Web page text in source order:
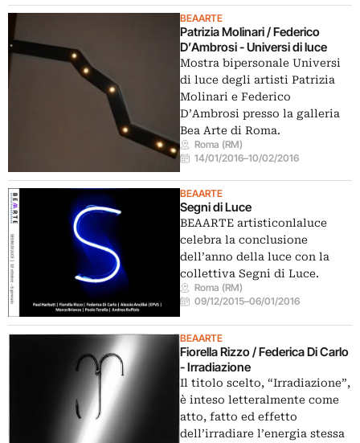
BEAARTE
Patrizia Molinari / Federico
D’Ambrosi - Universi di luce
Mostra bipersonale Universi
di luce degli artisti Patrizia
Molinari e Federico
D’Ambrosi presso la galleria
Bea Arte di Roma.
Roma (RM)
14/01/2016–10/02/2016
BEAARTE
Segni di Luce
BEAARTE artisticonlaluce
celebra la conclusione
dell’anno della luce con la
collettiva Segni di Luce.
Roma (RM)
09/12/2015–06/01/2016
BEAARTE
Fiorella Rizzo / Federica Di Carlo
- Irradiazione
Il titolo scelto, “Irradiazione”,
è inteso letteralmente come
atto, fatto ed effetto
dell’irradiare l’energia stessa